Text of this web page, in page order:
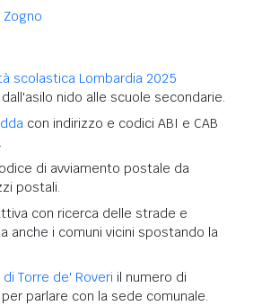
Zogno
scolastica Lombardia 2025
nido alle scuole secondarie.
con indirizzo e codici ABI e CAB
di avviamento postale da
postali.
con ricerca delle strade e
anche i comuni vicini spostando la
Torre de' Roveri il numero di
parlare con la sede comunale.